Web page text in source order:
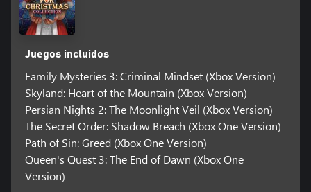
Juegos incluidos
Family Mysteries 3: Criminal Mindset (Xbox Version)
Skyland: Heart of the Mountain (Xbox Version)
Persian Nights 2: The Moonlight Veil (Xbox Version)
The Secret Order: Shadow Breach (Xbox One Version)
Path of Sin: Greed (Xbox One Version)
Queen's Quest 3: The End of Dawn (Xbox One
Version)